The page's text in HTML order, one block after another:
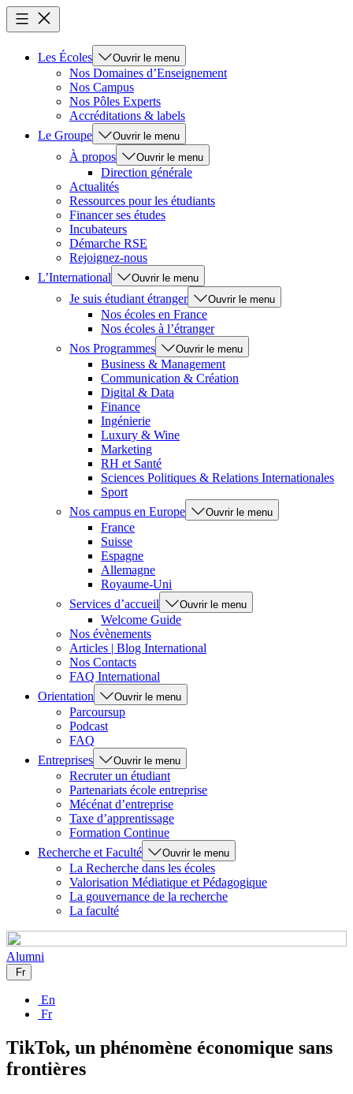
Les Écoles Ouvrir le menu
Nos Domaines d’Enseignement
Nos Campus
Nos Pôles Experts
Accréditations & labels
Le Groupe
Ouvrir le menu
À propos Ouvrir le menu
Direction générale
Actualités
Ressources pour les étudiants
Financer ses études
Incubateurs
Démarche RSE
Rejoignez-nous
L’International
Ouvrir le menu
Je suis étudiant étranger Ouvrir le menu
Nos écoles en France
Nos écoles à l’étranger
Nos Programmes
Ouvrir le menu
Business & Management
Communication & Création
Digital & Data
Finance
Ingénierie
Luxury & Wine
Marketing
RH et Santé
Sciences Politiques & Relations Internationales
Sport
Nos campus en Europe
Ouvrir le menu
France
Suisse
Espagne
Allemagne
Royaume-Uni
Services d’accueil
Ouvrir le menu
Welcome Guide
Nos évènements
Articles | Blog International
Nos Contacts
FAQ International
Orientation
Ouvrir le menu
Parcoursup
Podcast
FAQ
Entreprises
Ouvrir le menu
Recruter un étudiant
Partenariats école entreprise
Mécénat d’entreprise
Taxe d’apprentissage
Formation Continue
Recherche et Faculté
Ouvrir le menu
La Recherche dans les écoles
Valorisation Médiatique et Pédagogique
La gouvernance de la recherche
La faculté
Alumni
Fr
En
Fr
TikTok, un phénomène économique sans
frontières